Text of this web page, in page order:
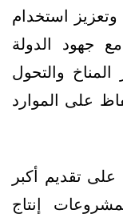
استخدام
جهود الدولة
والتحول
على الموارد
تقديم أكبر
إنتاج